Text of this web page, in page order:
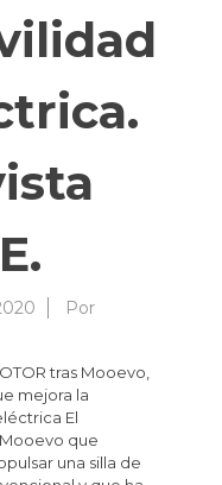
Por
tras Mooevo,
mejora la
El
que
una silla de